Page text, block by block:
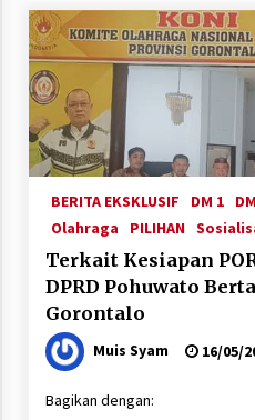
BERITA EKSKLUSIF DM 1
Olahraga
PILIHAN
Terkait Kesiapan
DPRD Pohuwato
Gorontalo
Muis Syam 16/05/
Bagikan dengan: